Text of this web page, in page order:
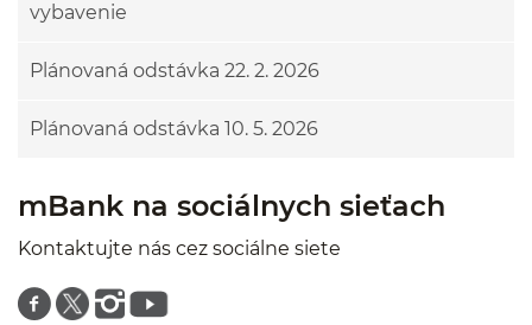
vybavenie
Plánovaná odstávka 22. 2. 2026
Plánovaná odstávka 10. 5. 2026
mBank na sociálnych sieťach
Kontaktujte nás cez sociálne siete
Znajdź nas na facebooku
Znajdź nas na twitterze
Znajdź nas na instagramie
Znajdź nas na youtube